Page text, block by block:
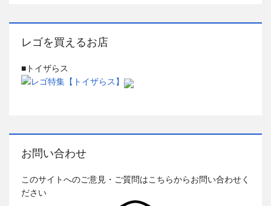
レゴを買えるお店
■トイザらス
お問い合わせ
このサイトへのご意見・ご質問はこちらからお問い合わせく
ださい